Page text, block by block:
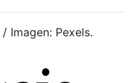
/ Imagen: Pexels.